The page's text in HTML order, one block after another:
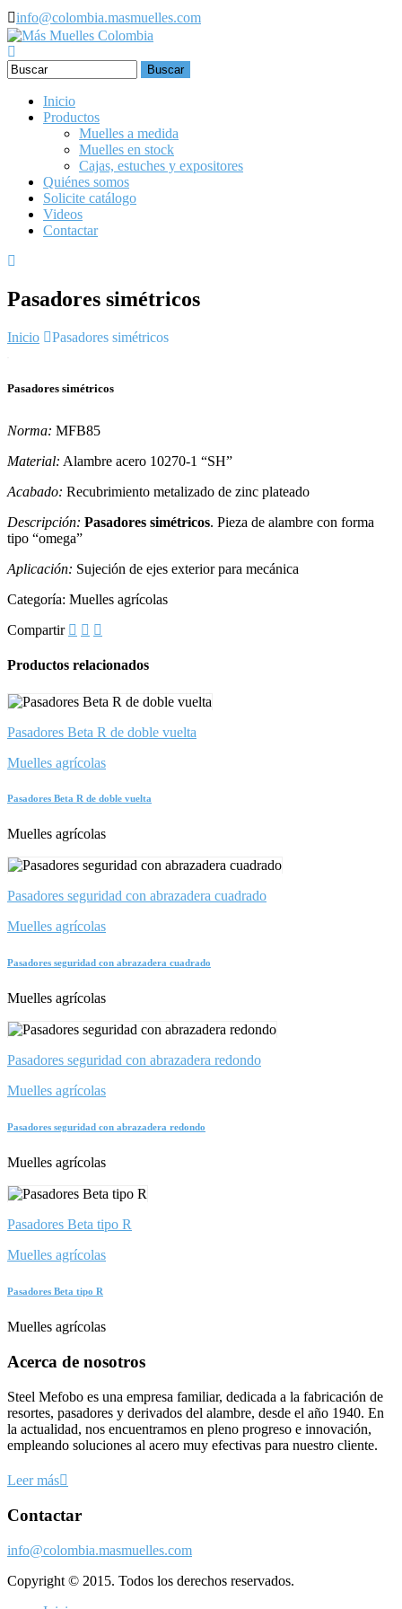
Pasar al contenido principal
info@colombia.masmuelles.com
Inicio
Productos
Muelles a medida
Muelles en stock
Cajas, estuches y expositores
Quiénes somos
Solicite catálogo
Videos
Contactar
Pasadores simétricos
Inicio Pasadores simétricos
Pasadores simétricos
Norma: MFB85
Material: Alambre acero 10270-1 “SH”
Acabado: Recubrimiento metalizado de zinc plateado
Descripción: Pasadores simétricos. Pieza de alambre con forma
tipo “omega”
Aplicación: Sujeción de ejes exterior para mecánica
Categoría: Muelles agrícolas
Compartir
Productos relacionados
Pasadores Beta R de doble vuelta
Muelles agrícolas
Pasadores Beta R de doble vuelta
Muelles agrícolas
Pasadores seguridad con abrazadera cuadrado
Muelles agrícolas
Pasadores seguridad con abrazadera cuadrado
Muelles agrícolas
Pasadores seguridad con abrazadera redondo
Muelles agrícolas
Pasadores seguridad con abrazadera redondo
Muelles agrícolas
Pasadores Beta tipo R
Muelles agrícolas
Pasadores Beta tipo R
Muelles agrícolas
Acerca de nosotros
Steel Mefobo es una empresa familiar, dedicada a la fabricación de
resortes, pasadores y derivados del alambre, desde el año 1940. En
la actualidad, nos encuentramos en pleno progreso e innovación,
empleando soluciones al acero muy efectivas para nuestro cliente.
Leer más
Contactar
info@colombia.masmuelles.com
Copyright © 2015. Todos los derechos reservados.